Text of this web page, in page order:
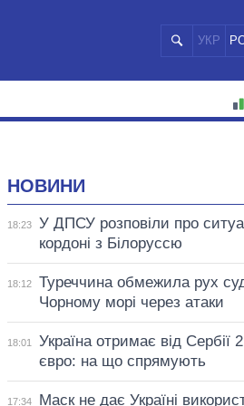
УКР
НОВИНИ
18:23
У ДПСУ розповіли про
кордоні з Білоруссю
18:12
Туреччина обмежила рух
Чорному морі через атаки
18:01
Україна отримає від Сербії
євро: на що спрямують
17:34
Маск не дає Україні